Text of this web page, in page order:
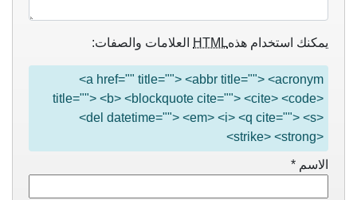
يمكنك استخدام هذهHTML العلامات والصفات:
<a href="" title=""> <abbr title=""> <acronym
title=""> <b> <blockquote cite=""> <cite> <code>
<del datetime=""> <em> <i> <q cite=""> <s>
<strike> <strong>
الاسم *